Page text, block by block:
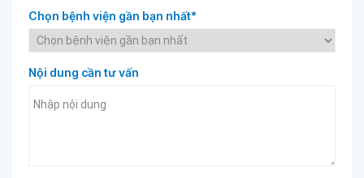
Chọn bệnh viện gần bạn nhất*
Nội dung cần tư vấn